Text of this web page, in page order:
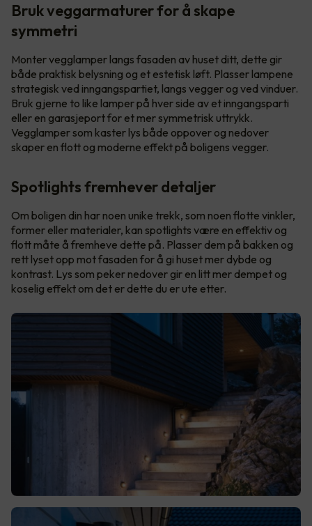
Bruk veggarmaturer for å skape
symmetri
Monter vegglamper langs fasaden av huset ditt, dette gir
både praktisk belysning og et estetisk løft. Plasser lampene
strategisk ved inngangspartiet, langs vegger og ved vinduer.
Bruk gjerne to like lamper på hver side av et inngangsparti
eller en garasjeport for et mer symmetrisk uttrykk.
Vegglamper som kaster lys både oppover og nedover
skaper en flott og moderne effekt på boligens vegger.
Spotlights fremhever detaljer
Om boligen din har noen unike trekk, som noen flotte vinkler,
former eller materialer, kan spotlights være en effektiv og
flott måte å fremheve dette på. Plasser dem på bakken og
rett lyset opp mot fasaden for å gi huset mer dybde og
kontrast. Lys som peker nedover gir en litt mer dempet og
koselig effekt om det er dette du er ute etter.